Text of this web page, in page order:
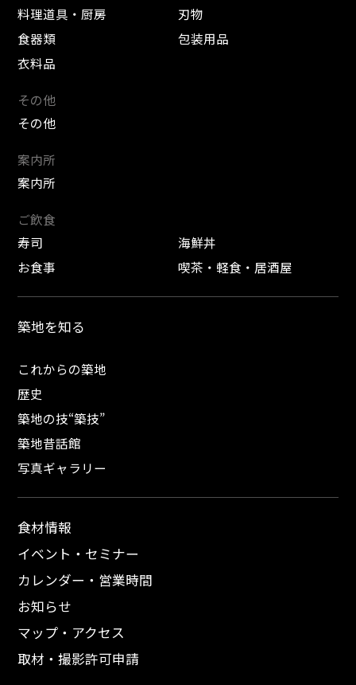
料理道具・厨房
刃物
食器類
包装用品
衣料品
その他
その他
案内所
案内所
ご飲食
寿司
海鮮丼
お食事
喫茶・軽食・居酒屋
築地を知る
これからの築地
歴史
築地の技“築技”
築地昔話館
写真ギャラリー
食材情報
イベント・セミナー
カレンダー・営業時間
お知らせ
マップ・アクセス
取材・撮影許可申請